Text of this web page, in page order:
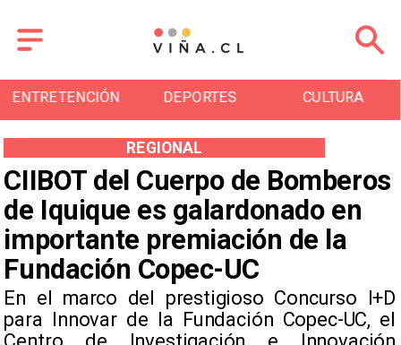
DEPORTES CULTURA TURISMO
CIIBOT del Cuerpo de Bomberos
de Iquique es galardonado en
importante premiación de la
Fundación Copec-UC
​En el marco del prestigioso Concurso I+D
para Innovar de la Fundación Copec-UC, el
REGIONAL